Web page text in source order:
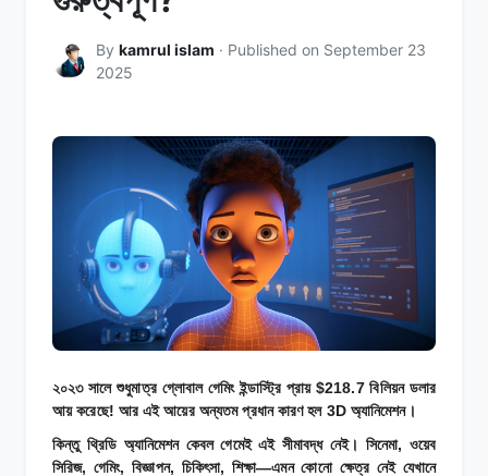
By kamrul islam · Published on September 23
2025
২০২৩ সালে শুধুমাত্র গ্লোবাল গেমিং ইন্ডাস্ট্রি প্রায় $218.7 বিলিয়ন ডলার
আয় করেছে! আর এই আয়ের অন্যতম প্রধান কারণ হল 3D অ্যানিমেশন।
কিন্তু থ্রিডি অ্যানিমেশন কেবল গেমেই এই সীমাবদ্ধ নেই। সিনেমা, ওয়েব
সিরিজ, গেমিং, বিজ্ঞাপন, চিকিৎসা, শিক্ষা—এমন কোনো ক্ষেত্র নেই যেখানে